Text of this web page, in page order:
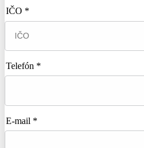
IČO *
Telefón *
E-mail *